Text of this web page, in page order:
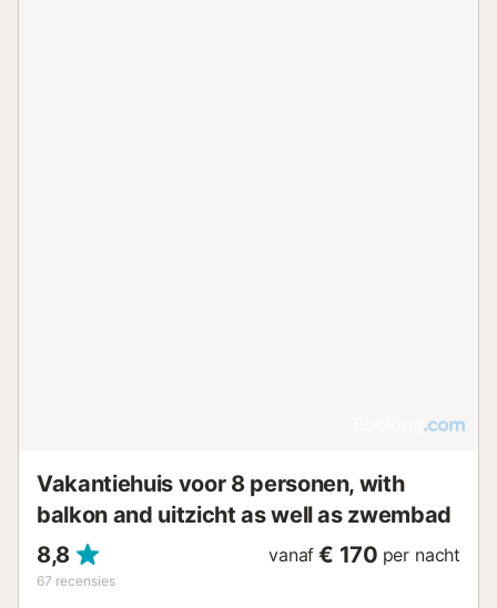
Vakantiehuis voor 8 personen, with
balkon and uitzicht as well as zwembad
8,8
67 recensies
vanaf € 170 per nacht